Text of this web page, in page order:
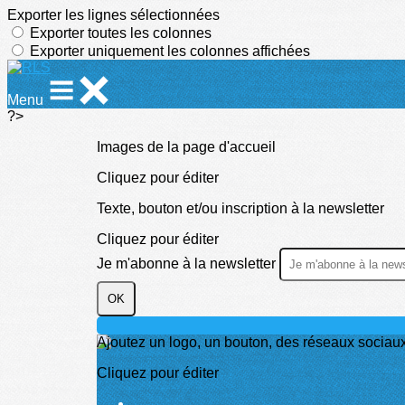
Exporter les lignes sélectionnées
Exporter toutes les colonnes
Exporter uniquement les colonnes affichées
Menu
?>
Images de la page d'accueil
Cliquez pour éditer
Texte, bouton et/ou inscription à la newsletter
Cliquez pour éditer
Je m'abonne à la newsletter
OK
Ajoutez un logo, un bouton, des réseaux
Cliquez pour éditer